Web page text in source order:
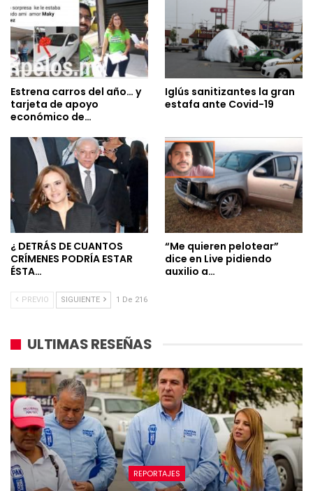
Estrena carros del año… y
tarjeta de apoyo
económico de…
Iglús sanitizantes la gran
estafa ante Covid-19
¿ DETRÁS DE CUANTOS
CRÍMENES PODRÍA ESTAR
ÉSTA…
“Me quieren pelotear”
dice en Live pidiendo
auxilio a…
PREVIO SIGUIENTE 1 De 216
ULTIMAS RESEÑAS
REPORTAJES